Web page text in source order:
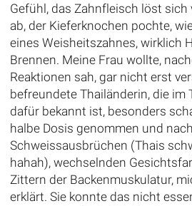
Gefühl, das Zahnfleisch löst sich
ab, der Kieferknochen pochte,
eines Weisheitszahnes, wirklich
Brennen. Meine Frau wollte,
Reaktionen sah, gar nicht erst
befreundete Thailänderin, die im
dafür bekannt ist, besonders
halbe Dosis genommen und
Schweissausbrüchen (Thais
hahah), wechselnden
Zittern der Backenmuskulatur,
erklärt. Sie konnte das nicht